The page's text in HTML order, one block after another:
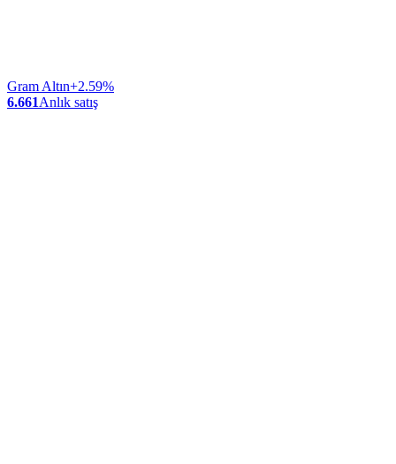
Gram Altın+2.59%
6.661Anlık satış